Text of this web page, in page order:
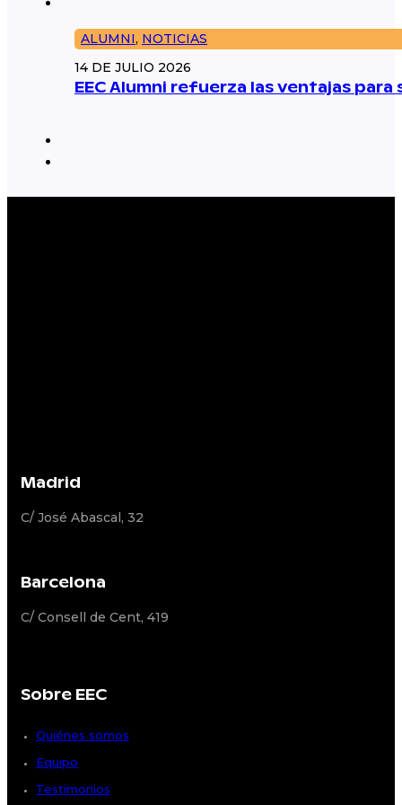
ALUMNI, NOTICIAS
14 DE JULIO 2026
EEC Alumni refuerza las ventajas
Madrid
C/ José Abascal, 32
Barcelona
C/ Consell de Cent, 419
Sobre EEC
Quiénes somos
Equipo
Testimonios